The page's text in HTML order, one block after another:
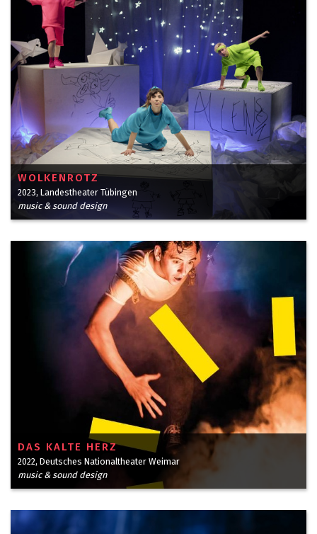
WOLKENROTZ
2023, Landestheater Tübingen
music & sound design
DAS KALTE HERZ
2022, Deutsches Nationaltheater Weimar
music & sound design